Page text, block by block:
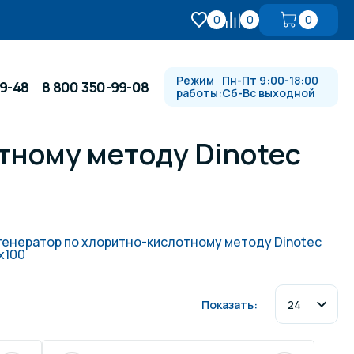
0 0 0
Противотоки и гидромассажи
48 8 800 350-99-08
Режим
работы:
Пн-Пт 9:00-18:00
Сб-Вс выходной
методу Dinotec
по хлоритно-кислотному методу Dinotec
Показать: